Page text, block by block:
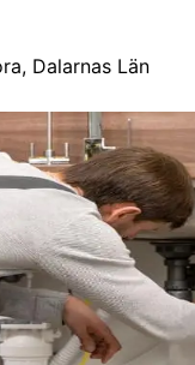
Dalarnas Län